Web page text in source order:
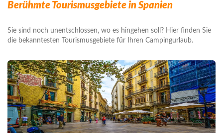
Berühmte Tourismusgebiete in Spanien
Sie sind noch unentschlossen, wo es hingehen soll? Hier finden Sie
die bekanntesten Tourismusgebiete für Ihren Campingurlaub.